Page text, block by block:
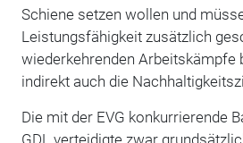
Schiene setzen wollen und
Leistungsfähigkeit zusätzlich
wiederkehrenden Arbeitskämpfe
indirekt auch die
Die mit der EVG konkurrierende
GDL verteidigte zwar